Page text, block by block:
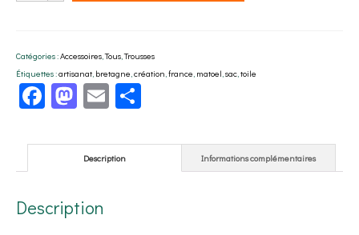
marine
avec
poisson
Catégories :Accessoires,Tous,Trousses
Étiquettes :artisanat, bretagne,création,france, matoel,sac,toile
Facebook
Mastodon
Email
Description Informations complémentaires
Description